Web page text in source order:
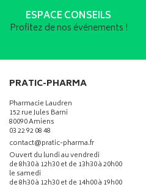
ESPACE CONSEILS
Profitez de nos événements !
PRATIC-PHARMA
Pharmacie Laudren
152 rue Jules Barni
80090 Amiens
03 22 92 08 48
contact-
@-
pratic-pharma.fr
Ouvert du lundi au vendredi
de 8h30 à 12h30 et de 13h30 à 20h00
le samedi
de 8h30 à 12h30 et de 14h00 à 19h00